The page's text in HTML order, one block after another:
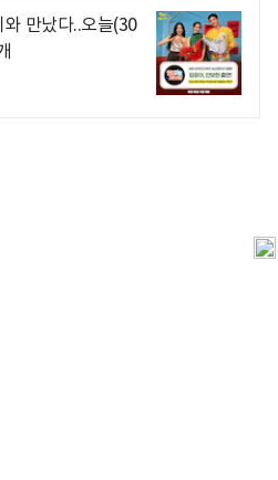
만났다..오늘(30